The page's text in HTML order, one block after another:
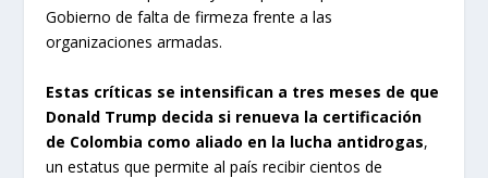
Gobierno de falta de firmeza frente a las
organizaciones armadas.
Estas críticas se intensifican a tres meses de que
Donald Trump decida si renueva la certificación
de Colombia como aliado en la lucha antidrogas,
un estatus que permite al país recibir cientos de